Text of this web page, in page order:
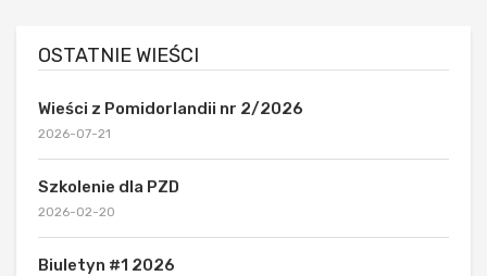
OSTATNIE WIEŚCI
Wieści z Pomidorlandii nr 2/2026
2026-07-21
Szkolenie dla PZD
2026-02-20
Biuletyn #1 2026